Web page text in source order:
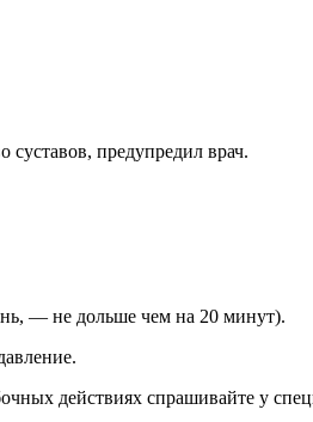
суставов, предупредил врач.
— не дольше чем на 20 минут).
действиях спрашивайте у